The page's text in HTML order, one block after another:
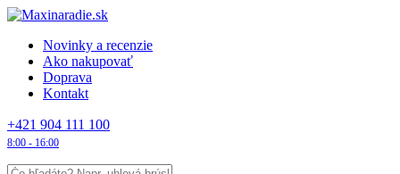
Novinky a recenzie
Ako nakupovať
Doprava
Kontakt
+421 904 111 100
8:00 - 16:00